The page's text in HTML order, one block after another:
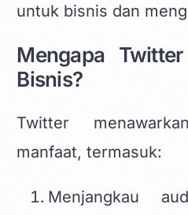
untuk bisnis dan
Mengapa
Bisnis?
Twitter
manfaat, termasuk:
Menjangkau